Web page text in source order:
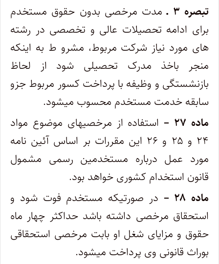
تبصره ۳ ـ
مدت مرخصی بدون حقوق مستخدم
برای ادامه تحصیلات عالی و تخصصی در رشته
های مورد نیاز شرکت مربوط، مشرو ط به اینکه
منجر باخذ مدرک تحصیلی شود از لحاظ
بازنشستگی و وظیفه با پرداخت کسور مربوط جزو
سابقه خدمت مستخدم محسوب میشود.
ماده ۲۷ –
استفاده از مرخصیهای موضوع مواد
۲۴ و ۲۵ و ۲۶ این مقررات بر اساس آئین نامه
مورد عمل درباره مستخدمین رسمی مشمول
قانون‌ استخدام کشوری خواهد بود.
ماده ۲۸ –
در صورتیکه مستخدم فوت شود و
استحقاق مرخصی داشته باشد حداکثر چهار ماه
حقوق و مزایای شغل او بابت مرخصی استحقاقی
‌بوراث قانونی وی پرداخت میشود.